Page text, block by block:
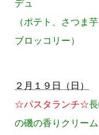
デュ
（ポテト、さつま
ブロッコリー）
２月１９日（日）
☆パスタランチ☆
の磯の香りクリーム